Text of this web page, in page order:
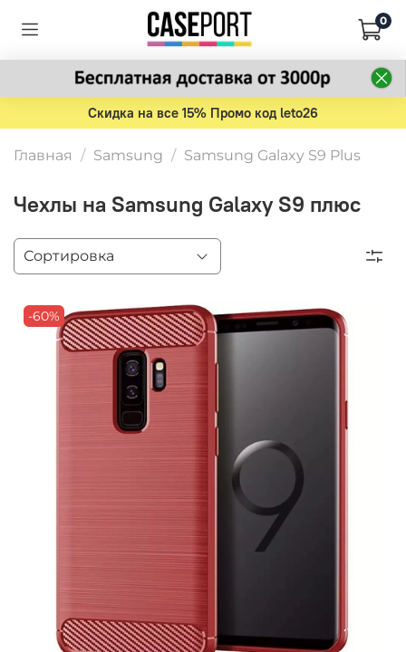
0
Скидка на все 15% Промо код leto26
Главная Samsung Samsung Galaxy S9 Plus
Чехлы на Samsung Galaxy S9 плюс
-60%